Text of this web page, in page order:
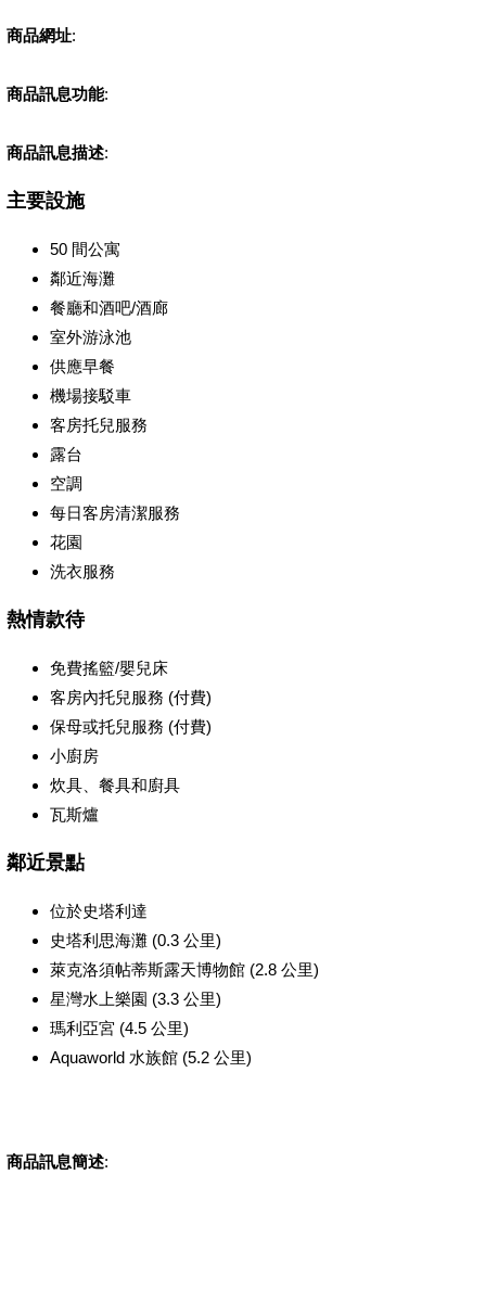
商品網址:
商品訊息功能:
商品訊息描述:
主要設施
50 間公寓
鄰近海灘
餐廳和酒吧/酒廊
室外游泳池
供應早餐
機場接駁車
客房托兒服務
露台
空調
每日客房清潔服務
花園
洗衣服務
熱情款待
免費搖籃/嬰兒床
客房內托兒服務 (付費)
保母或托兒服務 (付費)
小廚房
炊具、餐具和廚具
瓦斯爐
鄰近景點
位於史塔利達
史塔利思海灘 (0.3 公里)
萊克洛須帖蒂斯露天博物館 (2.8 公里)
星灣水上樂園 (3.3 公里)
瑪利亞宮 (4.5 公里)
Aquaworld 水族館 (5.2 公里)
商品訊息簡述: